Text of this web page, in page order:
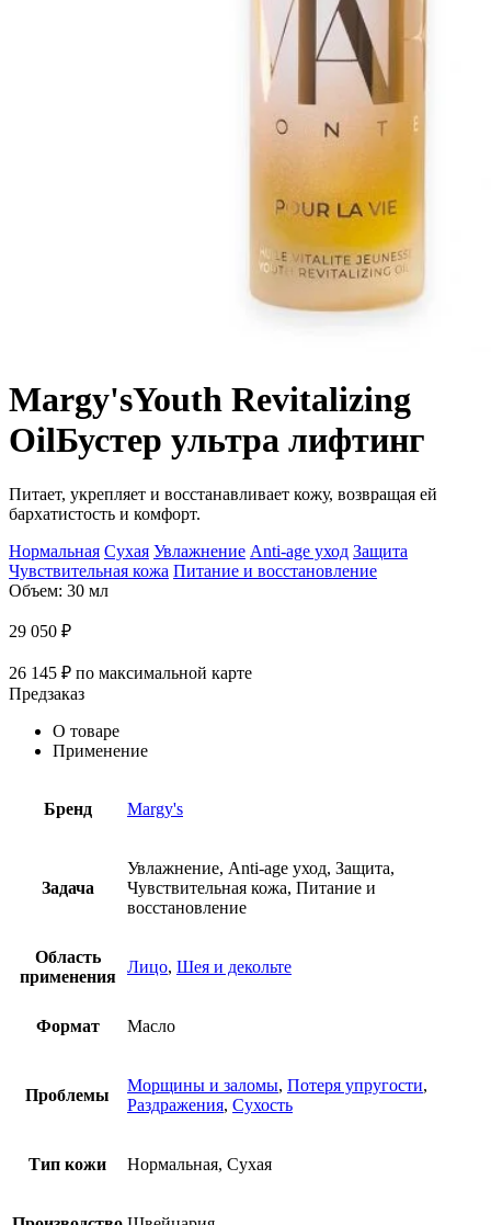
Margy'sYouth Revitalizing
OilБустер ультра лифтинг
Питает, укрепляет и восстанавливает кожу, возвращая ей
бархатистость и комфорт.
Нормальная Сухая Увлажнение Anti-age уход Защита
Чувствительная кожа Питание и восстановление
Объем: 30 мл
29 050 ₽
26 145 ₽ по максимальной карте
Предзаказ
О товаре
Применение
Бренд Margy's
Задача
Увлажнение, Anti-age уход, Защита,
Чувствительная кожа, Питание и
восстановление
Область
применения
Лицо, Шея и декольте
Формат Масло
Проблемы
Морщины и заломы, Потеря упругости,
Раздражения, Сухость
Тип кожи Нормальная, Сухая